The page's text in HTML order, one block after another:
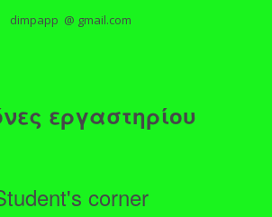
dimpapp @ gmail.com
εργαστηρίου
corner